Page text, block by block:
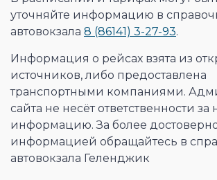
уточняйте информацию в
автовокзала 8 (86141) 3-27-93.
Информация о рейсах взята из
источников, либо предоставлена
транспортными компаниями.
сайта не несёт ответственности
информацию. За более
информацией обращайтесь в
автовокзала Геленджик